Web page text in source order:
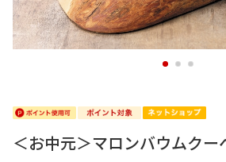
1 2 3
＜お中元＞マロンバウムクー